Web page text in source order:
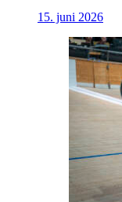
15. juni 2026